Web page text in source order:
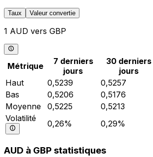
Taux Valeur convertie
1 AUD vers GBP
Métrique
7 derniers
jours
30 derniers
jours
Haut
0,5239 0,5257
Bas
0,5206 0,5176
Moyenne
0,5225 0,5213
Volatilité
0,26% 0,29%
AUD à GBP statistiques